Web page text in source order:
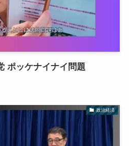
ポッケナイナイ問題
政治経済